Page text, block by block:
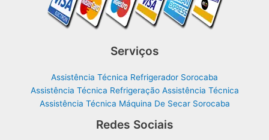
Serviços
Assistência Técnica Refrigerador Sorocaba
Assistência Técnica Refrigeração Assistência Técnica
Assistência Técnica Máquina De Secar Sorocaba
Redes Sociais